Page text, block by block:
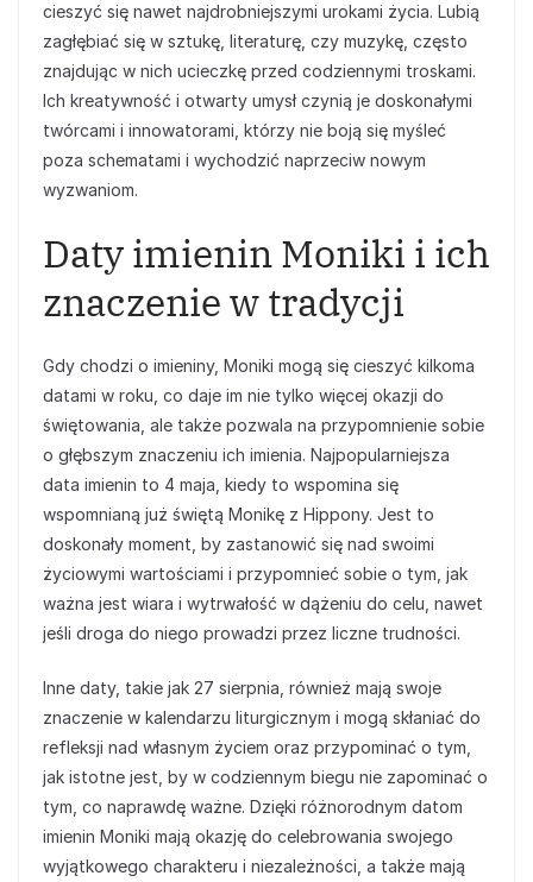
cieszyć się nawet najdrobniejszymi urokami życia. Lubią
zagłębiać się w sztukę, literaturę, czy muzykę, często
znajdując w nich ucieczkę przed codziennymi troskami.
Ich kreatywność i otwarty umysł czynią je doskonałymi
twórcami i innowatorami, którzy nie boją się myśleć
poza schematami i wychodzić naprzeciw nowym
wyzwaniom.
Daty imienin Moniki i ich
znaczenie w tradycji
Gdy chodzi o imieniny, Moniki mogą się cieszyć kilkoma
datami w roku, co daje im nie tylko więcej okazji do
świętowania, ale także pozwala na przypomnienie sobie
o głębszym znaczeniu ich imienia. Najpopularniejsza
data imienin to 4 maja, kiedy to wspomina się
wspomnianą już świętą Monikę z Hippony. Jest to
doskonały moment, by zastanowić się nad swoimi
życiowymi wartościami i przypomnieć sobie o tym, jak
ważna jest wiara i wytrwałość w dążeniu do celu, nawet
jeśli droga do niego prowadzi przez liczne trudności.
Inne daty, takie jak 27 sierpnia, również mają swoje
znaczenie w kalendarzu liturgicznym i mogą skłaniać do
refleksji nad własnym życiem oraz przypominać o tym,
jak istotne jest, by w codziennym biegu nie zapominać o
tym, co naprawdę ważne. Dzięki różnorodnym datom
imienin Moniki mają okazję do celebrowania swojego
wyjątkowego charakteru i niezależności, a także mają